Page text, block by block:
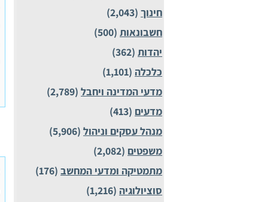
חינוך (2,043)
חשבונאות (500)
יהדות (362)
כלכלה (1,101)
מדעי המדינה ויחבל (2,789)
מדעים (413)
מנהל עסקים וניהול (5,906)
משפטים (2,082)
מתמטיקה ומדעי המחשב (176)
סוציולוגיה (1,216)